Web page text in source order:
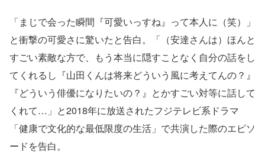
「まじで会った瞬間『可愛いっすね』って本人に（笑）」
と衝撃の可愛さに驚いたと告白。「（安達さんは）ほんと
すごい素敵な方で、もう本当に隠すことなく自分の話をし
てくれるし『山田くんは将来どういう風に考えてんの？』
『どういう俳優になりたいの？』とかすごい対等に話して
くれて…」と2018年に放送されたフジテレビ系ドラマ
「健康で文化的な最低限度の生活」で共演した際のエピソ
ードを告白。